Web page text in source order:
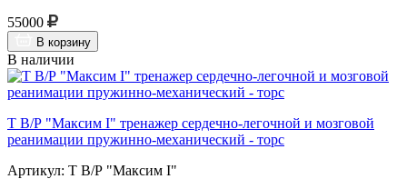
55000
В корзину
В наличии
Т В/Р "Максим I" тренажер сердечно-легочной и мозговой
реанимации пружинно-механический - торс
Артикул: Т В/Р "Максим I"